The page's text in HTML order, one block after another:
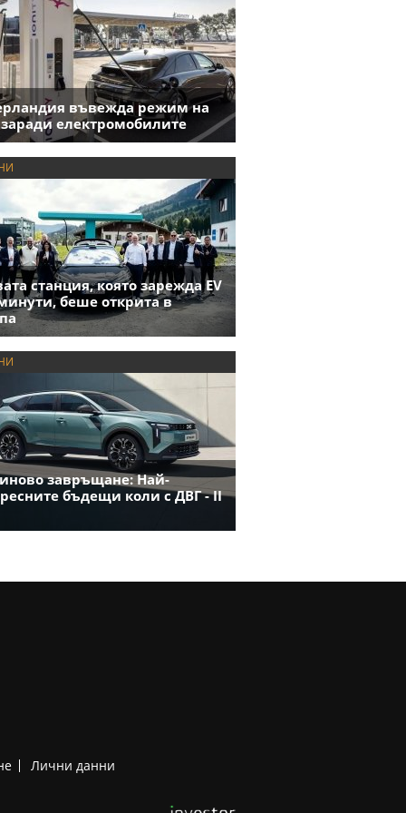
въвежда режим на
заради електромобилите
станция, която зарежда EV
беше открита в
завръщане: Най-
бъдещи коли с ДВГ - II
Лични данни